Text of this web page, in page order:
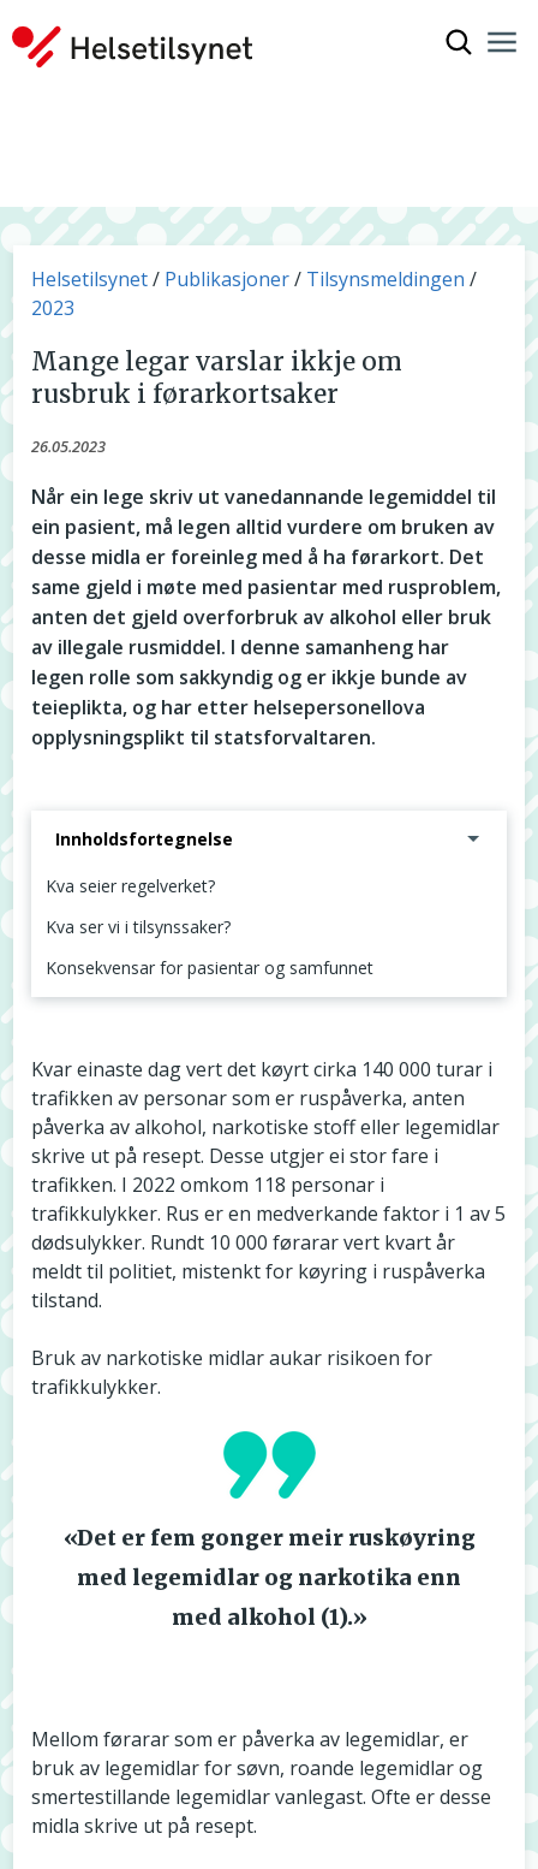
Du er her:
Helsetilsynet Publikasjoner
Tilsynsmeldingen
2023
Mange legar varslar ikkje om
rusbruk i førarkortsaker
26.05.2023
Når ein lege skriv ut vanedannande legemiddel til
ein pasient, må legen alltid vurdere om bruken av
desse midla er foreinleg med å ha førarkort. Det
same gjeld i møte med pasientar med rusproblem,
anten det gjeld overforbruk av alkohol eller bruk
av illegale rusmiddel. I denne samanheng har
legen rolle som sakkyndig og er ikkje bunde av
teieplikta, og har etter helsepersonellova
opplysningsplikt til statsforvaltaren.
Innholdsfortegnelse
Kva seier regelverket?
Kva ser vi i tilsynssaker?
Konsekvensar for pasientar og samfunnet
Kvar einaste dag vert det køyrt cirka 140 000 turar i
trafikken av personar som er ruspåverka, anten
påverka av alkohol, narkotiske stoff eller legemidlar
skrive ut på resept. Desse utgjer ei stor fare i
trafikken. I 2022 omkom 118 personar i
trafikkulykker. Rus er en medverkande faktor i 1 av 5
dødsulykker. Rundt 10 000 førarar vert kvart år
meldt til politiet, mistenkt for køyring i ruspåverka
tilstand.
Bruk av narkotiske midlar aukar risikoen for
trafikkulykker.
«Det er fem gonger meir ruskøyring
med legemidlar og narkotika enn
med alkohol (1).»
Mellom førarar som er påverka av legemidlar, er
bruk av legemidlar for søvn, roande legemidlar og
smertestillande legemidlar vanlegast. Ofte er desse
midla skrive ut på resept.